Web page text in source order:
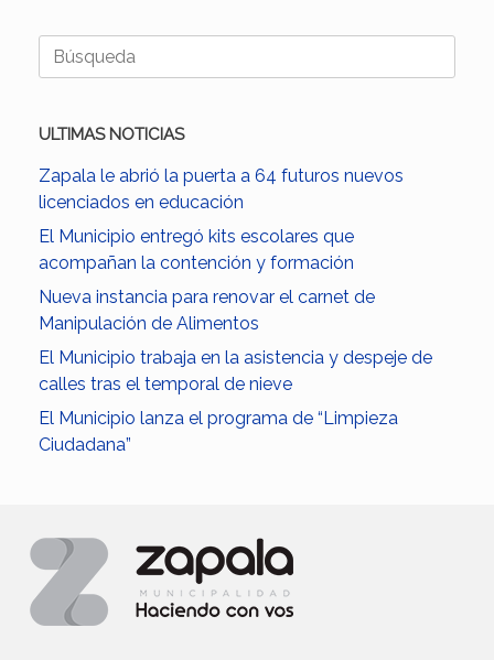
Buscar:
ULTIMAS NOTICIAS
Zapala le abrió la puerta a 64 futuros nuevos
licenciados en educación
El Municipio entregó kits escolares que
acompañan la contención y formación
Nueva instancia para renovar el carnet de
Manipulación de Alimentos
El Municipio trabaja en la asistencia y despeje de
calles tras el temporal de nieve
El Municipio lanza el programa de “Limpieza
Ciudadana”